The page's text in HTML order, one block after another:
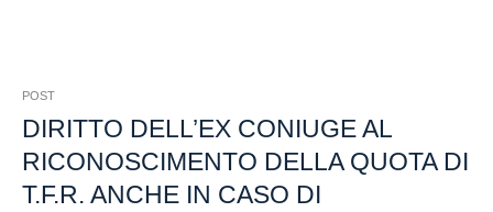
POST
DIRITTO DELL’EX CONIUGE AL
RICONOSCIMENTO DELLA QUOTA DI
T.F.R. ANCHE IN CASO DI